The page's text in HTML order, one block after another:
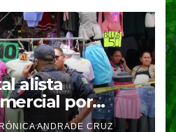
alista
por
y regreso a
ANDRADE CRUZ